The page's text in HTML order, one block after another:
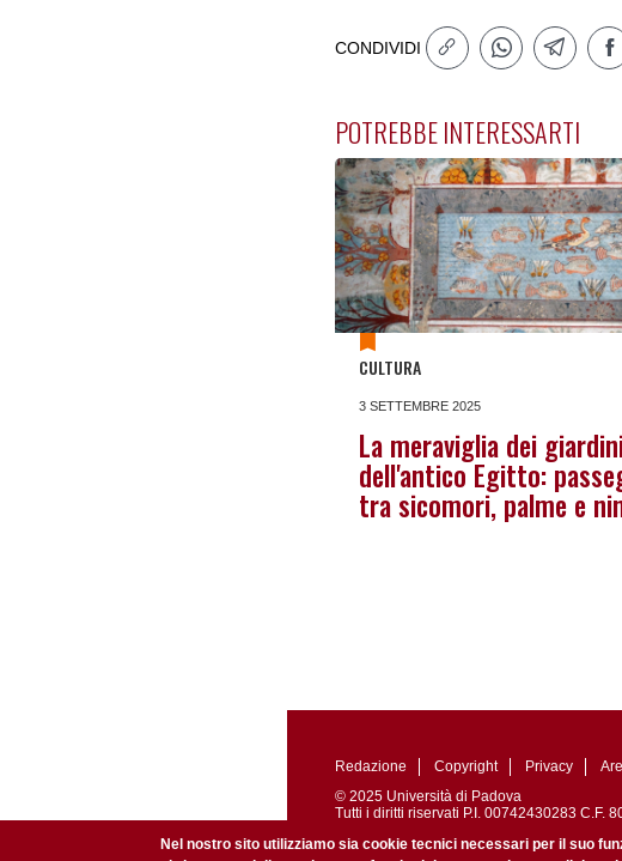
CONDIVIDI
POTREBBE INTERESSARTI
CULTURA
3 SETTEMBRE 2025
La meraviglia dei
dell'antico Egitto:
tra sicomori, palme e
Redazione Copyright Privacy
© 2025 Università di Padova
Tutti i diritti riservati P.I. 00742430283 C.F.
Nel nostro sito utilizziamo sia cookie tecnici necessari per il suo